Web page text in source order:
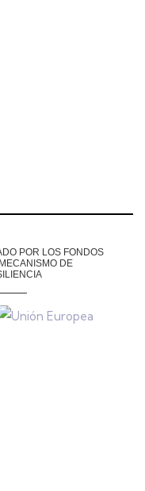
POR LOS FONDOS
DE